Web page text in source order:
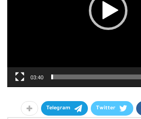
03:40
Twitter
Telegram